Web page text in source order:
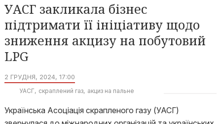
УАСГ закликала бізнес
підтримати її ініціативу щодо
зниження акцизу на побутовий
LPG
2 ГРУДНЯ, 2024, 17:00
УАСГ скраплений газ акциз на пальне
Українська Асоціація скрапленого газу (УАСГ)